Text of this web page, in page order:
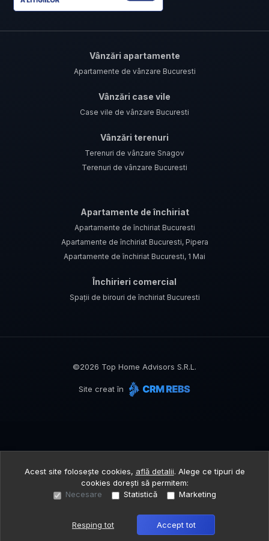
Sună acum Solicită vizionare
Vânzări apartamente
Apartamente de vânzare Bucuresti
Vânzări case vile
Case vile de vânzare Bucuresti
Vânzări terenuri
Terenuri de vânzare Snagov
Terenuri de vânzare Bucuresti
Apartamente de închiriat
Apartamente de închiriat Bucuresti
Apartamente de închiriat Bucuresti, Pipera
Apartamente de închiriat Bucuresti, 1 Mai
Închirieri comercial
Spații de birouri de închiriat Bucuresti
©2026 Top Home Advisors S.R.L.
Site creat în
Acest site folosește cookies, află detalii. Alege ce tipuri de
cookies dorești să permitem:
Necesare
Statistică Marketing
Resping tot Accept tot